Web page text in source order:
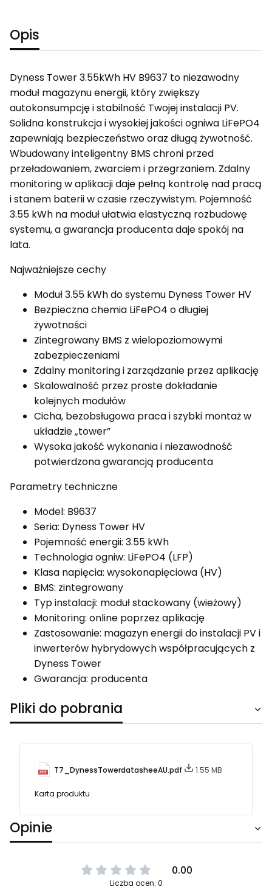
Opis
Dyness Tower 3.55kWh HV B9637 to niezawodny
moduł magazynu energii, który zwiększy
autokonsumpcję i stabilność Twojej instalacji PV.
Solidna konstrukcja i wysokiej jakości ogniwa LiFePO4
zapewniają bezpieczeństwo oraz długą żywotność.
Wbudowany inteligentny BMS chroni przed
przeładowaniem, zwarciem i przegrzaniem. Zdalny
monitoring w aplikacji daje pełną kontrolę nad pracą
i stanem baterii w czasie rzeczywistym. Pojemność
3.55 kWh na moduł ułatwia elastyczną rozbudowę
systemu, a gwarancja producenta daje spokój na
lata.
Najważniejsze cechy
Moduł 3.55 kWh do systemu Dyness Tower HV
Bezpieczna chemia LiFePO4 o długiej
żywotności
Zintegrowany BMS z wielopoziomowymi
zabezpieczeniami
Zdalny monitoring i zarządzanie przez aplikację
Skalowalność przez proste dokładanie
kolejnych modułów
Cicha, bezobsługowa praca i szybki montaż w
układzie „tower”
Wysoka jakość wykonania i niezawodność
potwierdzona gwarancją producenta
Parametry techniczne
Model: B9637
Seria: Dyness Tower HV
Pojemność energii: 3.55 kWh
Technologia ogniw: LiFePO4 (LFP)
Klasa napięcia: wysokonapięciowa (HV)
BMS: zintegrowany
Typ instalacji: moduł stackowany (wieżowy)
Monitoring: online poprzez aplikację
Zastosowanie: magazyn energii do instalacji PV i
inwerterów hybrydowych współpracujących z
Dyness Tower
Gwarancja: producenta
Pliki do pobrania
T7_DynessTowerdatasheeAU.pdf 1.55 MB
Karta produktu
Opinie
0.00
Liczba ocen: 0